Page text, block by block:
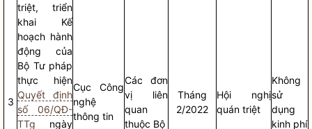
3
triệt, triển
khai Kế
hoạch hành
động của
Bộ Tư pháp
thực hiện
Quyết định
số 06/QĐ-
TTg ngày
Cục Công
nghệ
thông tin
Các đơn
vị liên
quan
thuộc Bộ
Tháng
2/2022
Hội nghị
quán triệt
Không
sử
dụng
kinh phí